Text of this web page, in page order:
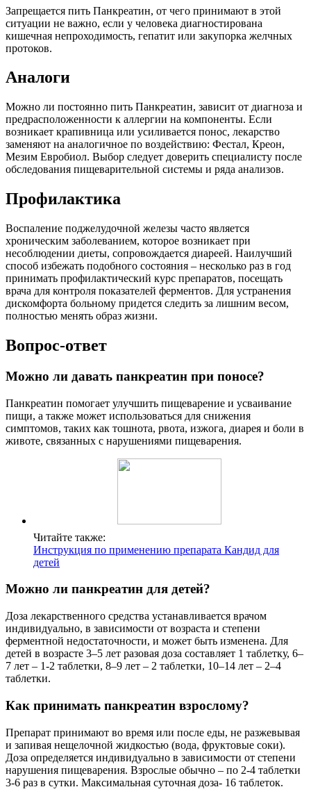
Запрещается пить Панкреатин, от чего принимают в этой
ситуации не важно, если у человека диагностирована
кишечная непроходимость, гепатит или закупорка желчных
протоков.
Аналоги
Можно ли постоянно пить Панкреатин, зависит от диагноза и
предрасположенности к аллергии на компоненты. Если
возникает крапивница или усиливается понос, лекарство
заменяют на аналогичное по воздействию: Фестал, Креон,
Мезим Евробиол. Выбор следует доверить специалисту после
обследования пищеварительной системы и ряда анализов.
Профилактика
Воспаление поджелудочной железы часто является
хроническим заболеванием, которое возникает при
несоблюдении диеты, сопровождается диареей. Наилучший
способ избежать подобного состояния – несколько раз в год
принимать профилактический курс препаратов, посещать
врача для контроля показателей ферментов. Для устранения
дискомфорта больному придется следить за лишним весом,
полностью менять образ жизни.
Вопрос-ответ
Можно ли давать панкреатин при поносе?
Панкреатин помогает улучшить пищеварение и усваивание
пищи, а также может использоваться для снижения
симптомов, таких как тошнота, рвота, изжога, диарея и боли в
животе, связанных с нарушениями пищеварения.
Читайте также:
Инструкция по применению препарата Кандид для
детей
Можно ли панкреатин для детей?
Доза лекарственного средства устанавливается врачом
индивидуально, в зависимости от возраста и степени
ферментной недостаточности, и может быть изменена. Для
детей в возрасте 3–5 лет разовая доза составляет 1 таблетку, 6–
7 лет – 1-2 таблетки, 8–9 лет – 2 таблетки, 10–14 лет – 2–4
таблетки.
Как принимать панкреатин взрослому?
Препарат принимают во время или после еды, не разжевывая
и запивая нещелочной жидкостью (вода, фруктовые соки).
Доза определяется индивидуально в зависимости от степени
нарушения пищеварения. Взрослые обычно – по 2-4 таблетки
3-6 раз в сутки. Максимальная суточная доза- 16 таблеток.